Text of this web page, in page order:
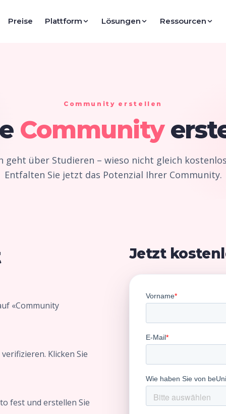
Preise Plattform Lösungen Ressourcen
Community erstellen
Community
geht über Studieren – wieso nicht gleich
Entfalten Sie jetzt das Potenzial Ihrer Community.
«Community
Klicken Sie
fest und erstellen Sie
Jetzt